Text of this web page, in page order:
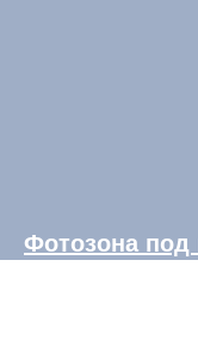
Фотозона под